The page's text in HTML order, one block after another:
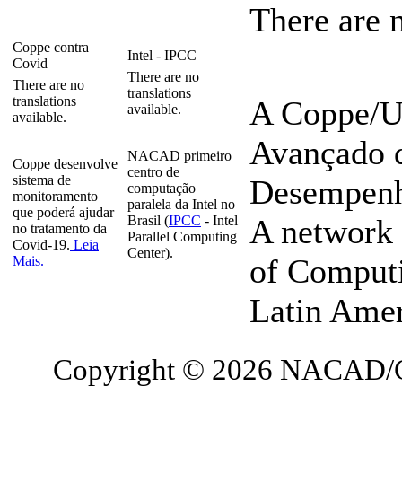
Coppe contra
Covid
There are no
translations
available.
Coppe desenvolve
sistema de
monitoramento
que poderá ajudar
no tratamento da
Covid-19. Leia
Mais.
Intel - IPCC
There are no
translations
available.
NACAD primeiro
centro de
computação
paralela da Intel no
Brasil (IPCC - Intel
Parallel Computing
Center).
There are
A Coppe/
Avançado
A
of
Latin
Copyright © 2026 NACAD/